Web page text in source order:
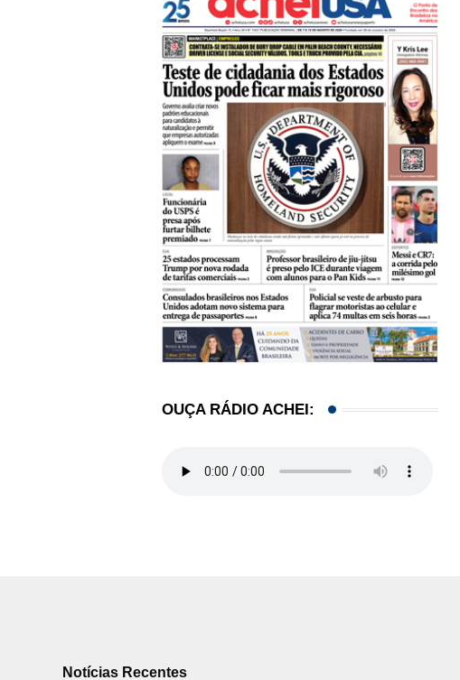
OUÇA RÁDIO ACHEI:
Notícias Recentes